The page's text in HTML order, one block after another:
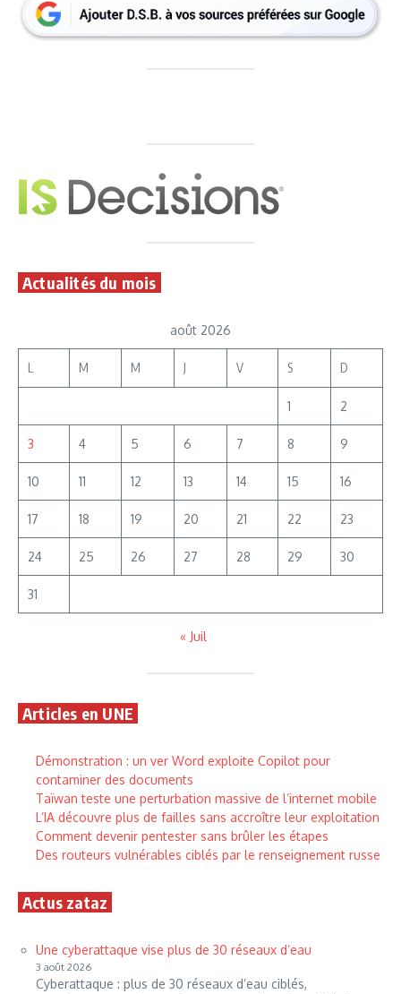
Actualités du mois
août 2026
L M M J V S D
1 2
3 4 5 6 7 8 9
10 11 12 13 14 15 16
17 18 19 20 21 22 23
24 25 26 27 28 29 30
31
« Juil
Articles en UNE
Démonstration : un ver Word exploite Copilot pour
contaminer des documents
Taïwan teste une perturbation massive de l’internet mobile
L’IA découvre plus de failles sans accroître leur exploitation
Comment devenir pentester sans brûler les étapes
Des routeurs vulnérables ciblés par le renseignement russe
Actus zataz
Une cyberattaque vise plus de 30 réseaux d’eau
3 août 2026
Cyberattaque : plus de 30 réseaux d’eau ciblés,